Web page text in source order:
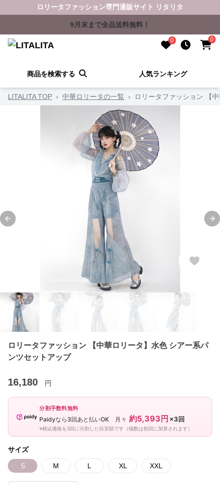
ロリータファッション専門通販サイト リタリタ
9月末まで全品送料無料！
0 0
商品を検索する 人気ランキング
LITALITA TOP › 中華ロリータの一覧 › ロリータファッション 【
Previous slide
ロリータファッション 【中華ロリータ】水色 シアー系パ
ンツセットアップ
16,180 円
分割手数料無料
Paidyなら3回あと払いOK 月々 約5,393円 ×3回
※税込価格を3回に分割した目安額です（端数は初回に加算されます）
サイズ
S M L XL XXL